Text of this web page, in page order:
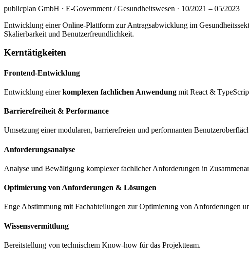
publicplan GmbH · E-Government / Gesundheitswesen · 10/2021 – 05/2023
Entwicklung einer Online-Plattform zur Antragsabwicklung im
Skalierbarkeit und Benutzerfreundlichkeit.
Kerntätigkeiten
Frontend-Entwicklung
Entwicklung einerkomplexen fachlichen Anwendung mit React &
Barrierefreiheit & Performance
Umsetzung einer modularen, barrierefreien und performanten
Anforderungsanalyse
Analyse und Bewältigung komplexer fachlicher Anforderungen in
Optimierung von Anforderungen & Lösungen
Enge Abstimmung mit Fachabteilungen zur Optimierung von Anforderungen
Wissensvermittlung
Bereitstellung von technischem Know-how für das Projektteam.